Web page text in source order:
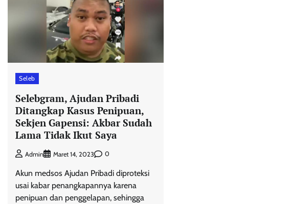
Seleb
Selebgram, Ajudan Pribadi
Ditangkap Kasus Penipuan,
Sekjen Gapensi: Akbar Sudah
Lama Tidak Ikut Saya
Admin Maret 14, 2023 0
Akun medsos Ajudan Pribadi diproteksi
usai kabar penangkapannya karena
penipuan dan penggelapan, sehingga